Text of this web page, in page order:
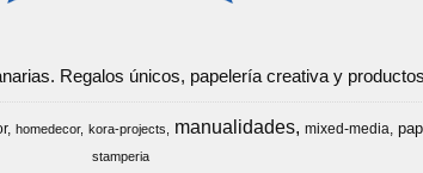
Regalos únicos, papelería creativa y
homedecor kora-projects manualidades mixed-media
stamperia